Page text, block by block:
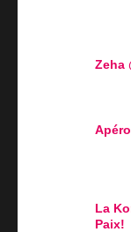
Zeha
La
Paix!